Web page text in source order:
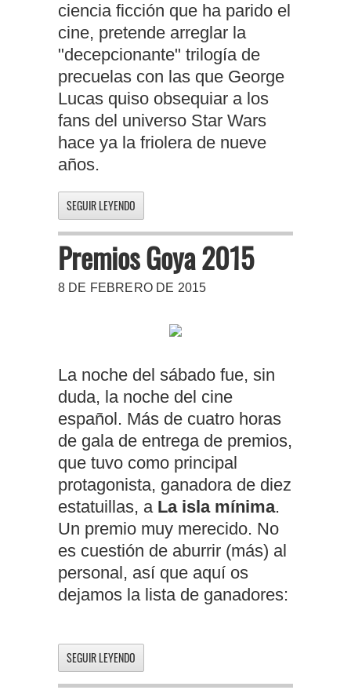
ciencia ficción que ha parido el
cine, pretende arreglar la
"decepcionante" trilogía de
precuelas con las que George
Lucas quiso obsequiar a los
fans del universo Star Wars
hace ya la friolera de nueve
años.
SEGUIR LEYENDO
Premios Goya 2015
8 DE FEBRERO DE 2015
La noche del sábado fue, sin
duda, la noche del cine
español. Más de cuatro horas
de gala de entrega de premios,
que tuvo como principal
protagonista, ganadora de diez
estatuillas, a La isla mínima.
Un premio muy merecido. No
es cuestión de aburrir (más) al
personal, así que aquí os
dejamos la lista de ganadores:
SEGUIR LEYENDO